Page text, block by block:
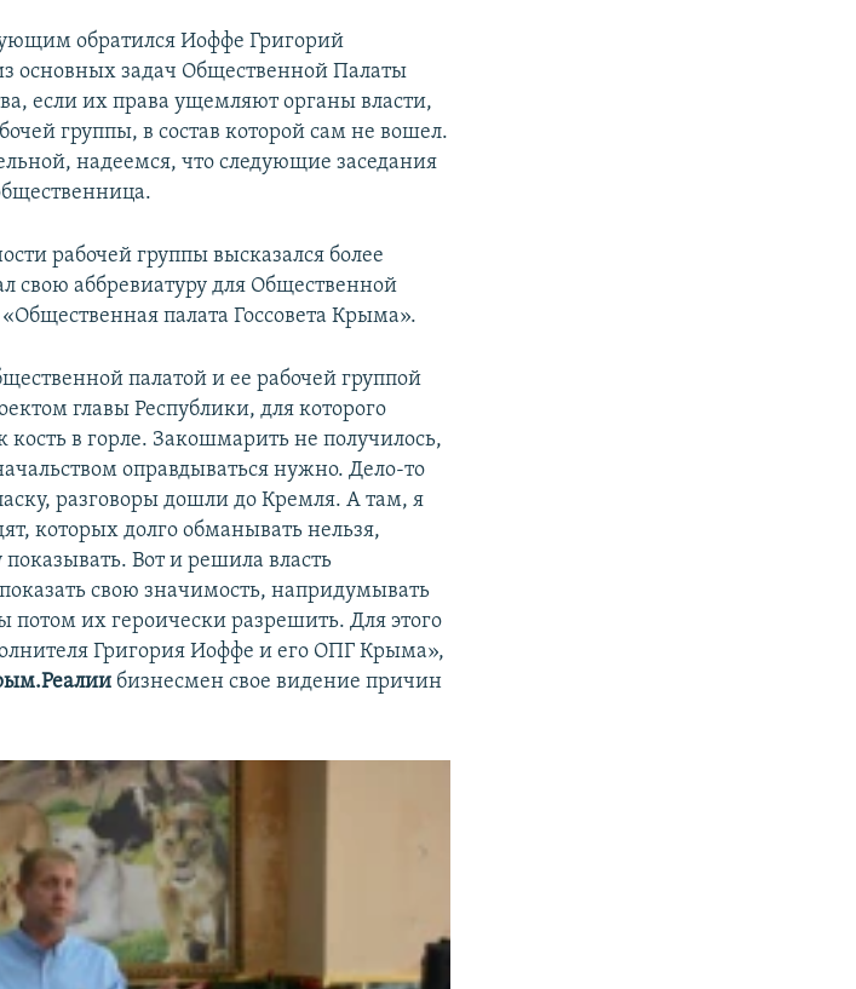
обратился Иоффе Григорий
основных задач Общественной Палаты
если их права ущемляют органы власти,
группы, в состав которой сам не вошел.
надеемся, что следующие заседания
рабочей группы высказался более
свою аббревиатуру для Общественной
палата Госсовета Крыма».
палатой и ее рабочей группой
главы Республики, для которого
кость в горле. Закошмарить не получилось,
оправдываться нужно. Дело-то
разговоры дошли до Кремля. А там, я
которых долго обманывать нельзя,
Вот и решила власть
свою значимость, напридумывать
потом их героически разрешить. Для этого
Григория Иоффе и его ОПГ Крыма»,
бизнесмен свое видение причин